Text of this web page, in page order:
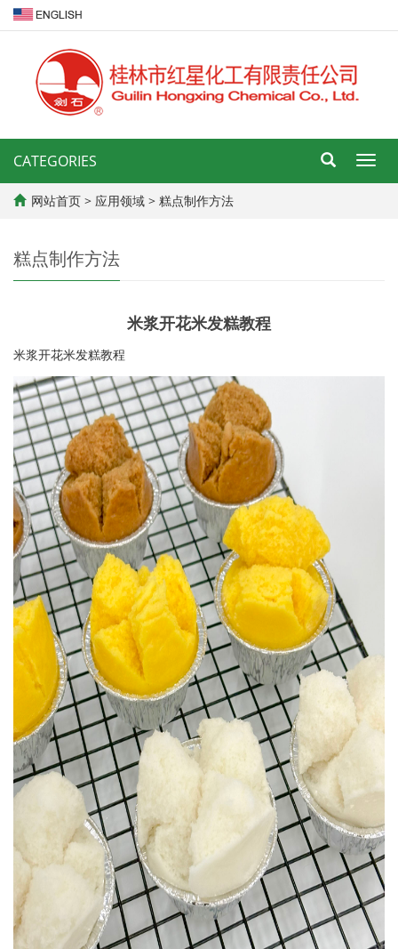
导
航
CATEGORIES
网站首页 > 应用领域 > 糕点制作方法
糕点制作方法
米浆开花米发糕教程
米浆开花米发糕教程